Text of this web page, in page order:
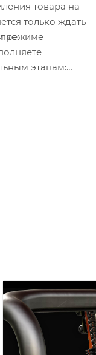
товара на
только ждать
режиме
этапам: